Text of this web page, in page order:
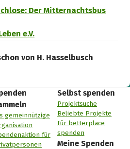
Der Mitternachtsbus
e.V.
von H. Hasselbusch
gemeinnützige
für
Selbst spenden
Projektsuche
Beliebte Projekte
Für betterplace
spenden
Meine Spenden